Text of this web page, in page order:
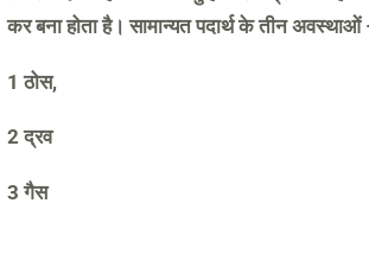
कर बना होता है। सामान्यत पदार्थ के तीन अवस्थाओं
1 ठोस,
2 द्रव
3 गैस